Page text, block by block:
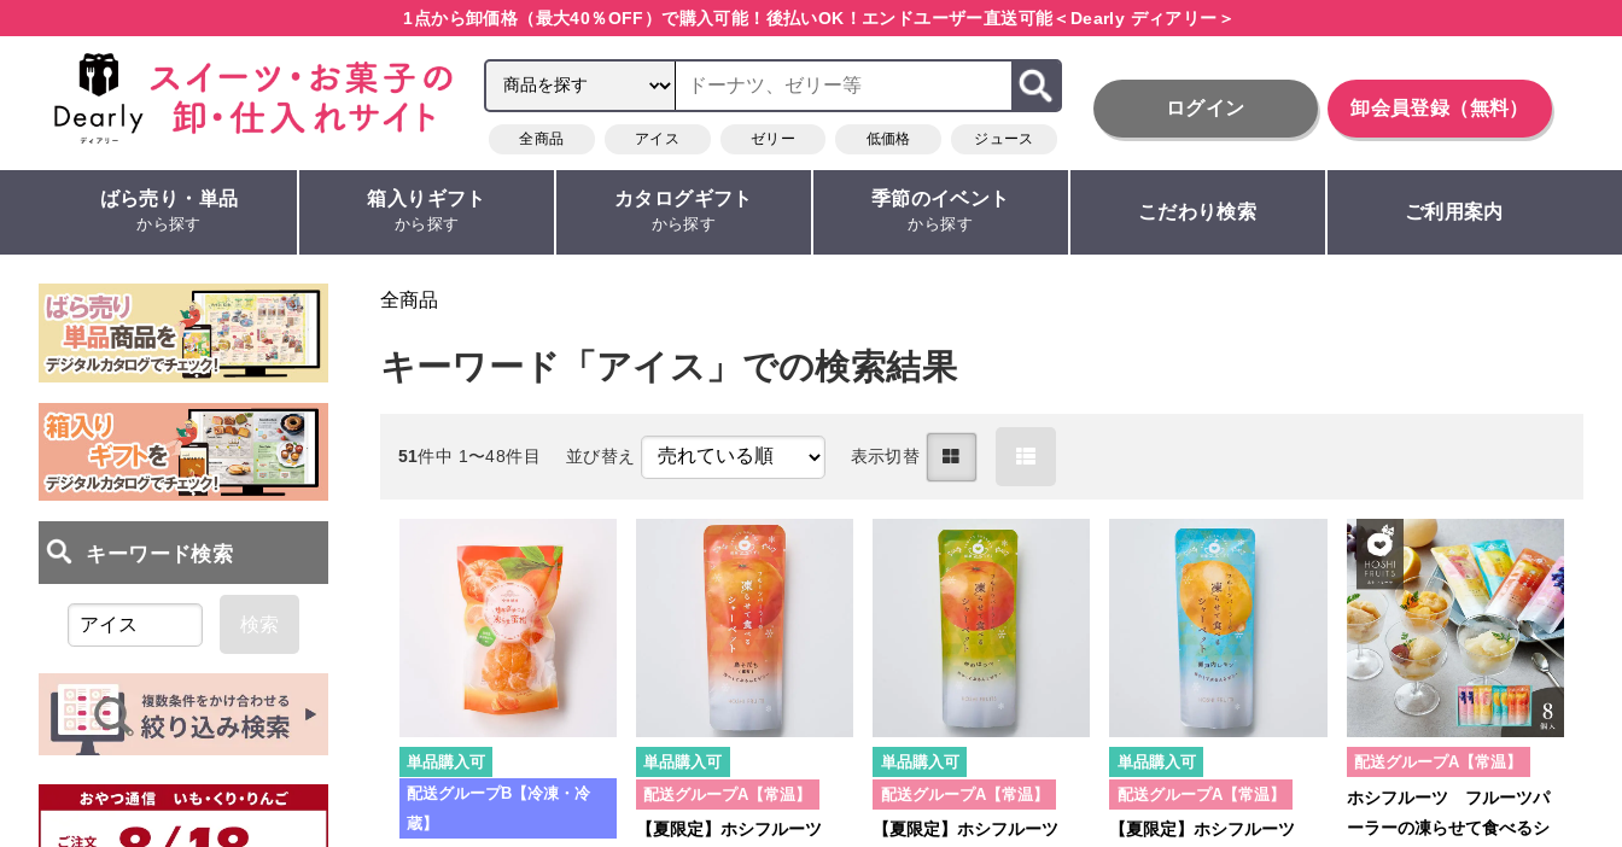
1点から卸価格（最大40％OFF）で購入可能！ 後払いOK！エンドユーザー直送可能＜Dearly ディアリー＞
全商品 アイス ゼリー 低価格 ジュース
ログイン 卸会員登録（無料）
ばら売り・単品
から探す
箱入りギフト
から探す
カタログギフト
から探す
季節のイベント
から探す
こだわり検索 ご利用案内
全商品
キーワード「アイス」での検索結果
51件中 1〜48件目 並び替え 表示切替
単品購入可
配送グループB【冷凍・冷
蔵】
単品購入可
配送グループA【常温】
【夏限定】ホシフルーツ
単品購入可
配送グループA【常温】
【夏限定】ホシフルーツ
単品購入可
配送グループA【常温】
【夏限定】ホシフルーツ
配送グループA【常温】
ホシフルーツ フルーツパ
ーラーの凍らせて食べるシ
検索